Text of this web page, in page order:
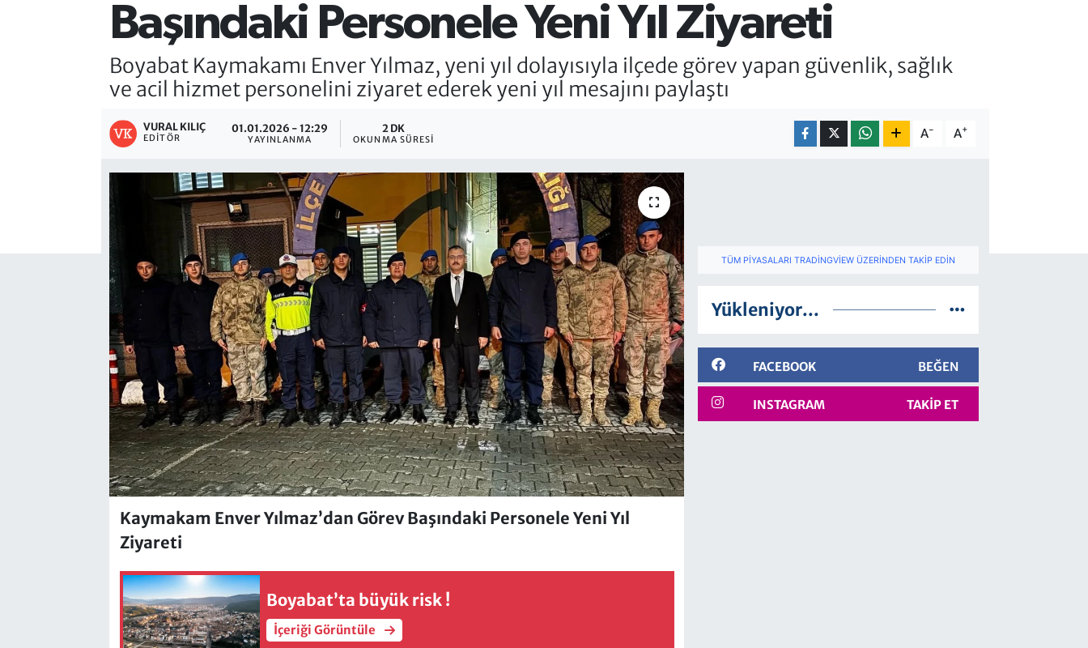
Başındaki Personele Yeni Yıl Ziyareti
Boyabat Kaymakamı Enver Yılmaz, yeni yıl dolayısıyla ilçede görev yapan güvenlik, sağlık
ve acil hizmet personelini ziyaret ederek yeni yıl mesajını paylaştı
VURAL KILIÇ
EDITÖR
01.01.2026 - 12:29
YAYINLANMA
2 DK
OKUNMA SÜRESI A- A+
Kaymakam Enver Yılmaz’dan Görev Başındaki Personele Yeni Yıl
Ziyareti
Boyabat’ta büyük risk !
İçeriği Görüntüle
TÜM PIYASALARI TRADINGVIEW ÜZERINDEN TAKIP EDIN
Yükleniyor...
FACEBOOK BEĞEN
INSTAGRAM TAKIP ET